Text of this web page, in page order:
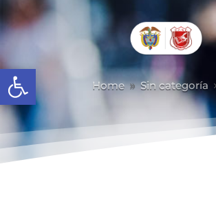
Abrir barra de herramientas
Home 9 Sin categoría